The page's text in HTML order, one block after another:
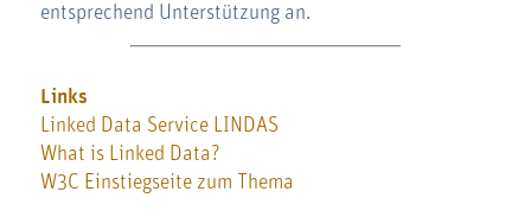
entsprechend Unterstützung an.
Links
Linked Data Service LINDAS
What is Linked Data?
W3C Einstiegseite zum Thema